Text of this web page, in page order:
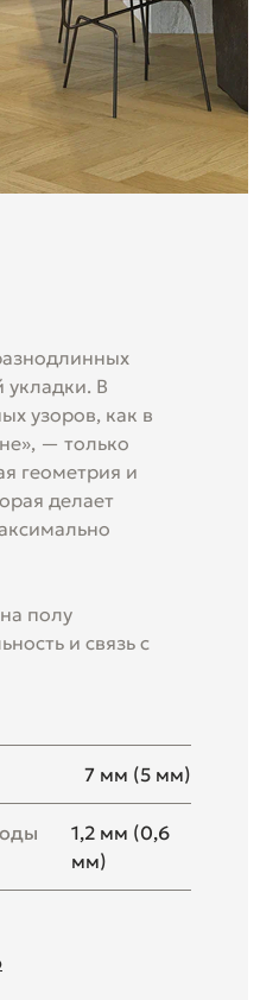
В
узоров, как в
— только
геометрия и
делает
полу
и связь с
7 мм (5 мм)
1,2 мм (0,6
мм)